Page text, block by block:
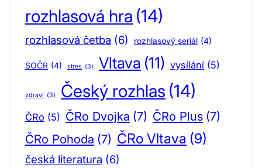
rozhlasová hra (14)
rozhlasová četba (6) rozhlasový seriál (4)
SOČR (4) stres (3) Vltava (11) vysílání (5)
zdraví (3) Český rozhlas (14)
ČRo (5) ČRo Dvojka (7) ČRo Plus (7)
ČRo Pohoda (7) ČRo Vltava (9)
česká literatura (6)